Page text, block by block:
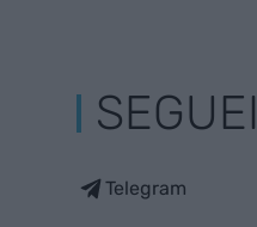
Telegram